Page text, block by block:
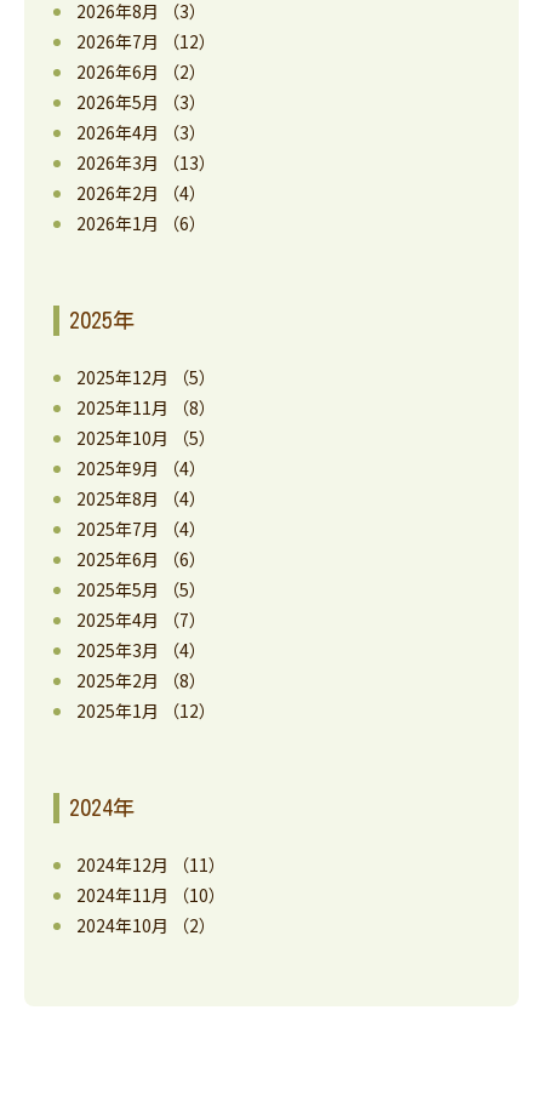
2026年8月
（3）
2026年7月
（12）
2026年6月
（2）
2026年5月
（3）
2026年4月
（3）
2026年3月
（13）
2026年2月
（4）
2026年1月
（6）
2025年
2025年12月
（5）
2025年11月
（8）
2025年10月
（5）
2025年9月
（4）
2025年8月
（4）
2025年7月
（4）
2025年6月
（6）
2025年5月
（5）
2025年4月
（7）
2025年3月
（4）
2025年2月
（8）
2025年1月
（12）
2024年
2024年12月
（11）
2024年11月
（10）
2024年10月
（2）